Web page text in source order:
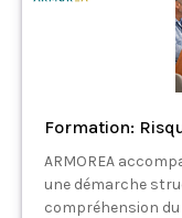
Formation:
ARMOREA
une démarche
compréhension